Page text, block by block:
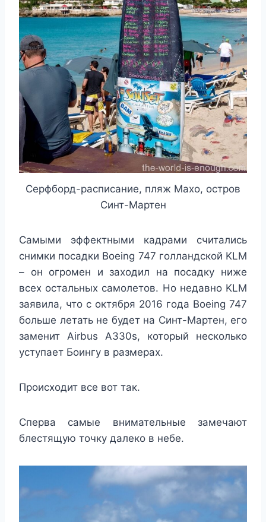
Серфборд-расписание, пляж Махо, остров
Синт-Мартен
Самыми эффектными кадрами считались
снимки посадки Boeing 747 голландской KLM
– он огромен и заходил на посадку ниже
всех остальных самолетов. Но недавно KLM
заявила, что с октября 2016 года Boeing 747
больше летать не будет на Синт-Мартен, его
заменит Airbus A330s, который несколько
уступает Боингу в размерах.
Происходит все вот так.
Сперва самые внимательные замечают
блестящую точку далеко в небе.